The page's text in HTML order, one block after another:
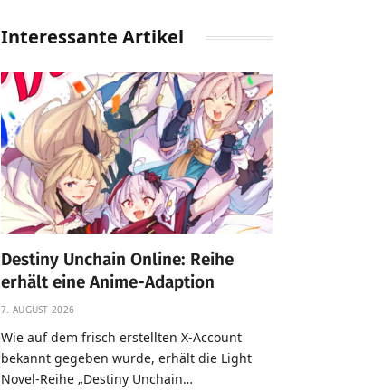
Interessante Artikel
Destiny Unchain Online: Reihe
erhält eine Anime-Adaption
7. AUGUST 2026
Wie auf dem frisch erstellten X-Account
bekannt gegeben wurde, erhält die Light
Novel-Reihe „Destiny Unchain…